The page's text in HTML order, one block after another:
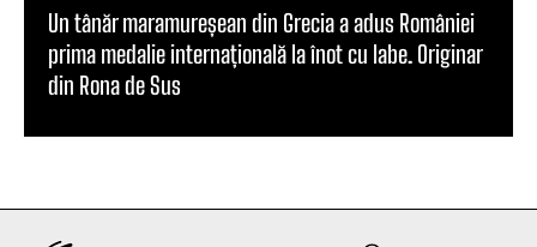
Un tânăr maramureșean din Grecia a adus României
prima medalie internațională la înot cu labe. Originar
din Rona de Sus